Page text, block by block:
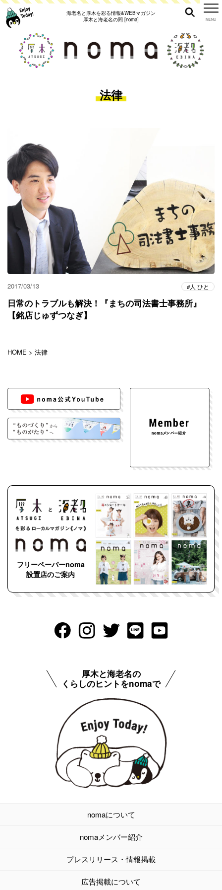
海老名と厚木を彩る情報&WEBマガジン
厚木と海老名の間 [noma]
法律
2017/03/13 人 ひと
日常のトラブルも解決！『まちの司法書士事務所』
【銘店じゅずつなぎ】
HOME > 法律
フリーペーパーnoma
設置店のご案内
厚木と海老名の
くらしのヒントをnomaで
nomaについて
nomaメンバー紹介
プレスリリース・情報掲載
広告掲載について